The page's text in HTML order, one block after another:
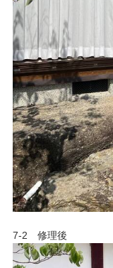
7-2 修理後